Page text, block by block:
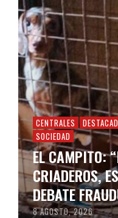
CENTRALES
SOCIEDAD
EL CAMPITO:
CRIADEROS,
DEBATE
8 AGOSTO, 2026